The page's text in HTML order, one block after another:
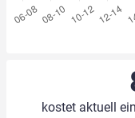
kostet aktuell